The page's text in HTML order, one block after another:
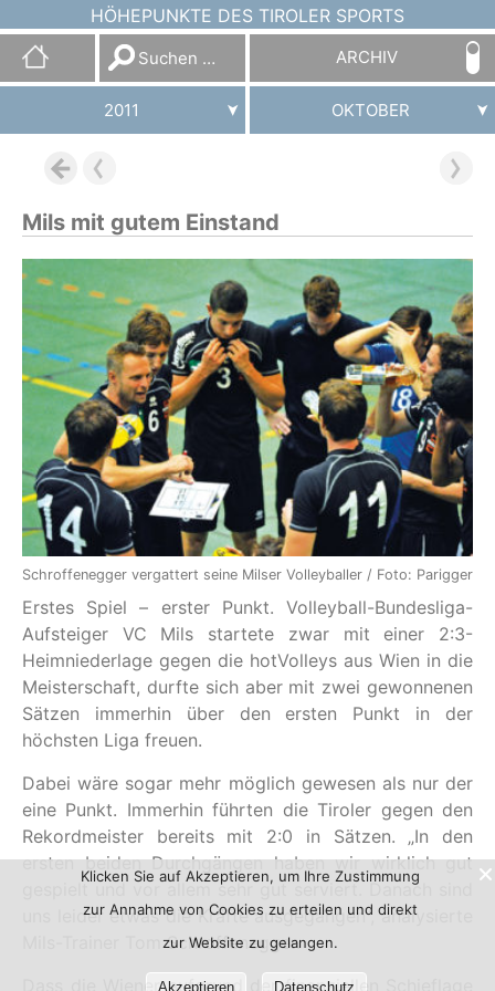
HÖHEPUNKTE DES TIROLER SPORTS
Suchen
nach:
ARCHIV
2011 OKTOBER
Mils mit gutem Einstand
Schroffenegger vergattert seine Milser Volleyballer / Foto: Parigger
Erstes Spiel – erster Punkt. Volleyball-Bundesliga-
Aufsteiger VC Mils startete zwar mit einer 2:3-
Heimniederlage gegen die hotVolleys aus Wien in die
Meisterschaft, durfte sich aber mit zwei gewonnenen
Sätzen immerhin über den ersten Punkt in der
höchsten Liga freuen.
Dabei wäre sogar mehr möglich gewesen als nur der
eine Punkt. Immerhin führten die Tiroler gegen den
Rekordmeister bereits mit 2:0 in Sätzen. „In den
ersten beiden Durchgängen haben wir wirklich gut
gespielt und vor allem sehr gut serviert. Danach sind
uns leider etwas die Kräfte ausgegangen“, analysierte
Mils-Trainer Tom Schroffenegger.
Dass die Wiener aufgrund der finanziellen Schieflage
Klicken Sie auf Akzeptieren, um Ihre Zustimmung
zur Annahme von Cookies zu erteilen und direkt
zur Website zu gelangen.
Akzeptieren Datenschutz